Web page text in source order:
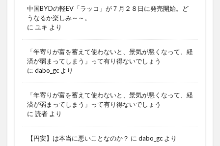
中国BYDの軽EV「ラッコ」が７月２８日に発売開始。ど
うなるか楽しみ～～。
に ユキ より
「年寄りが富を蓄えて使わないと、景気が悪くなって、経
済が弱まってしまう」って有り得ないでしょう
に dabo_gc より
「年寄りが富を蓄えて使わないと、景気が悪くなって、経
済が弱まってしまう」って有り得ないでしょう
に 読者 より
【円安】は本当に悪いことなのか？ に dabo_gc より